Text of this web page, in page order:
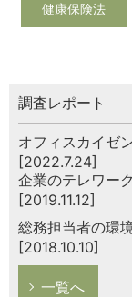
健康保険法
調査レポート
オフィスカイゼ
[2022.7.24]
企業のテレワー
[2019.11.12]
総務担当者の環
[2018.10.10]
一覧へ